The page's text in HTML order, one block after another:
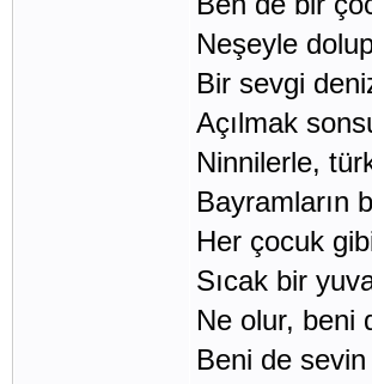
Neşeyle
Bir sevgi
Açılmak
Ninnilerle,
Bayramların
Her çocuk
Sıcak bir
Ne olur, beni
Beni de